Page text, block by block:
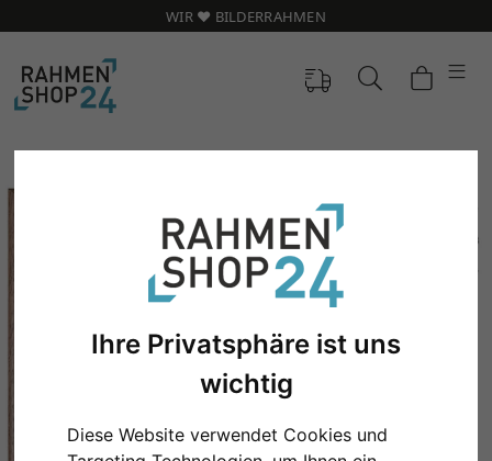
Ihre Privatsphäre ist uns
wichtig
Diese Website verwendet Cookies und
WIR ❤️ BILDERRAHMEN
Zurück